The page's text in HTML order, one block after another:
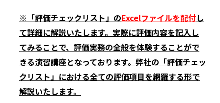
※「評価チェックリスト」のExcelファイルを配付し
て詳細に解説いたします。実際に評価内容を記入し
てみることで、評価実務の全般を体験することがで
きる演習講座となっております。弊社の「評価チェッ
クリスト」における全ての評価項目を網羅する形で
解説いたします。